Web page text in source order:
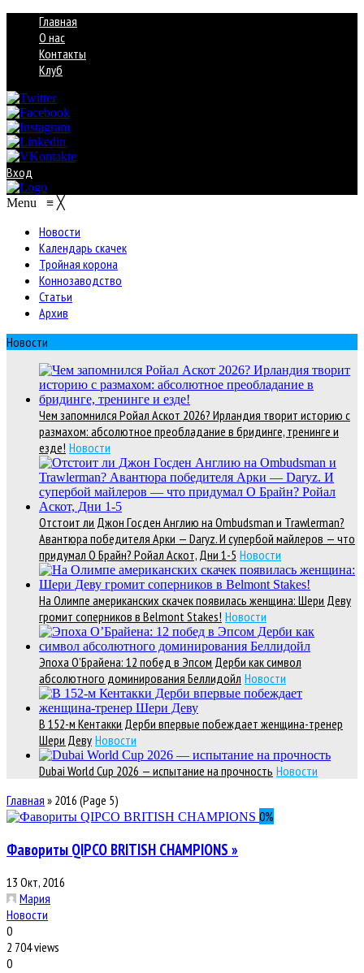
Главная
О нас
Контакты
Клуб
Вход
Menu ≡ ╳
Новости
Календарь скачек
Тройная корона
Коннозаводство
Статьи
Архив
Новости
Чем запомнился Ройал Аскот 2026? Ирландия творит историю с
размахом: абсолютное преобладание в бридинге, тренинге и
езде! Новости
Отстоит ли Джон Госден Англию на Ombudsman и Trawlerman?
Авантюра победителя Арки — Daryz. И супербой майлеров — что
придумал О Брайн? Ройал Аскот, Дни 1-5 Новости
На Олимпе американских скачек появилась женщина: Шери Деву
громит соперников в Belmont Stakes! Новости
Эпоха О’Брайена: 12 побед в Эпсом Дерби как символ
абсолютного доминирования Беллидойл Новости
В 152-м Кентакки Дерби впервые побеждает женщина-тренер
Шери Деву Новости
Dubai World Cup 2026 — испытание на прочность Новости
Главная » 2016 (Page 5)
0%
Фавориты QIPCO BRITISH CHAMPIONS »
13 Окт, 2016
Мария
Новости
0
2 704 views
0